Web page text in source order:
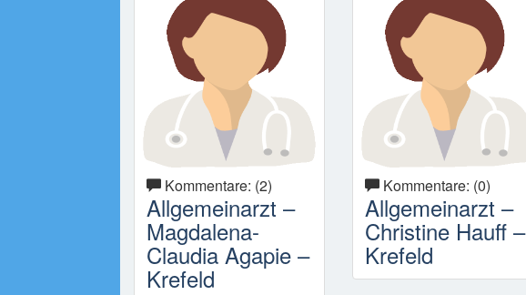
Kommentare: (2)
Allgemeinarzt –
Magdalena-
Claudia Agapie –
Krefeld
Kommentare: (0)
Allgemeinarzt –
Christine Hauff –
Krefeld